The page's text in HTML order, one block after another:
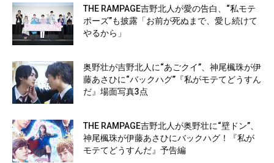
THE RAMPAGE吉野北人が愛の告白、“私モテ
ポーズ”も披露「お前が死ぬまで、愛し続けて
やるから」
奥野壮が吉野北人に“あごクイ”、神尾楓珠が伊
藤あさひに“バックハグ”『私がモテてどうすん
だ』場面写真3点
THE RAMPAGE吉野北人が奥野壮に“壁ドン”、
神尾楓珠が伊藤あさひにバックハグ！『私が
モテてどうすんだ』予告編